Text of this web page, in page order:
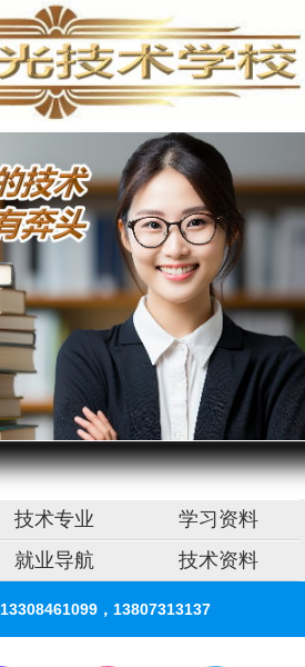
家电清洗,空调清洗培训,家电清洗培训费用,专业
技术专业
学习资料
就业导航 技术资料
，13807313137